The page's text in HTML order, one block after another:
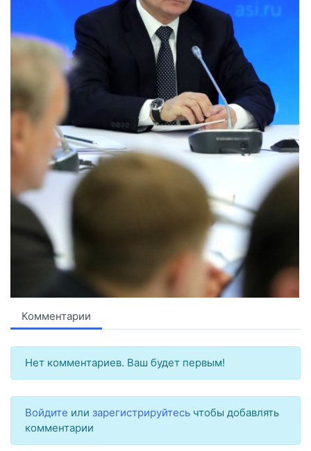
Комментарии
Нет комментариев. Ваш будет первым!
Войдите или зарегистрируйтесь чтобы добавлять
комментарии